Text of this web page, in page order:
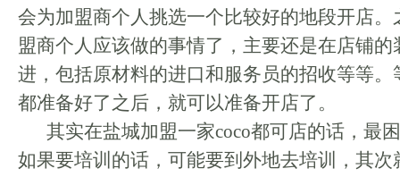
会为加盟商个人挑选一个比较好的地段开店。
盟商个人应该做的事情了，主要还是在店铺
进，包括原材料的进口和服务员的招收等等。
都准备好了之后，就可以准备开店了。
其实在盐城加盟一家coco都可店的话，最
如果要培训的话，可能要到外地去培训，其次